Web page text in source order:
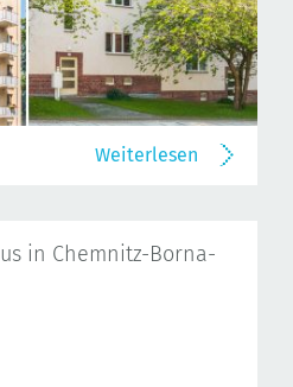
Weiterlesen
in Chemnitz-Borna-